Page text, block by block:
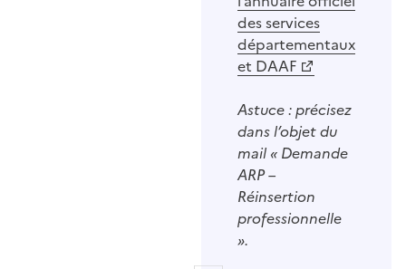
des services
départementaux
et DAAF
Astuce : précisez
dans l’objet du
mail « Demande
ARP –
Réinsertion
professionnelle
».